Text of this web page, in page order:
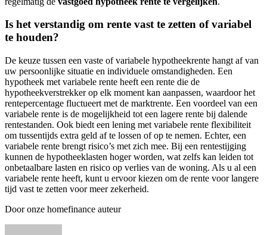
Is het verstandig om rente vast te zetten of variabel
te houden?
De keuze tussen een vaste of variabele hypotheekrente hangt af van
uw persoonlijke situatie en individuele omstandigheden. Een
hypotheek met variabele rente heeft een rente die de
hypotheekverstrekker op elk moment kan aanpassen, waardoor het
rentepercentage fluctueert met de marktrente. Een voordeel van een
variabele rente is de mogelijkheid tot een lagere rente bij dalende
rentestanden. Ook biedt een lening met variabele rente flexibiliteit
om tussentijds extra geld af te lossen of op te nemen. Echter, een
variabele rente brengt risico’s met zich mee. Bij een rentestijging
kunnen de hypotheeklasten hoger worden, wat zelfs kan leiden tot
onbetaalbare lasten en risico op verlies van de woning. Als u al een
variabele rente heeft, kunt u ervoor kiezen om de rente voor langere
tijd vast te zetten voor meer zekerheid.
Door onze homefinance auteur